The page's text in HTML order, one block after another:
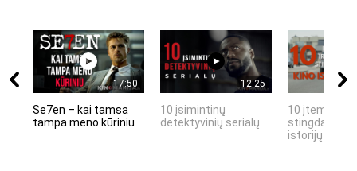
17:50
Se7en – kai tamsa
tampa meno kūriniu
12:25
10 įsimintinų
detektyvinių serialų
10 įtemptų,
stingdančių
istorijų